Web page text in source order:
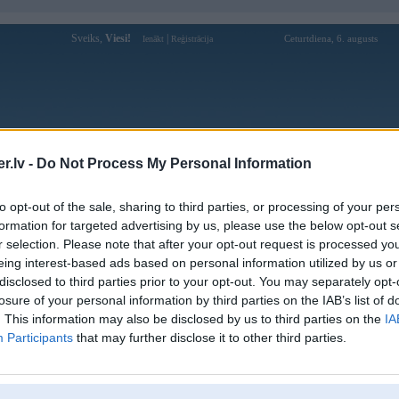
- Do Not Process My Personal Information
opt-out of the sale, sharing to third parties, or processing of your
for targeted advertising by us, please use the below opt-out
selection. Please note that after your opt-out request is processed
interest-based ads based on personal information utilized by us
to third parties prior to your opt-out. You may separately
of your personal information by third parties on the IAB’s list of
This information may also be disclosed by us to third parties on the
Participants that may further disclose it to other third parties.
Sveiks, Viesi! Ienākt Reģistrācija Ceturtdiena, 6. augusts
Forums Galerijas Reģistrācija Lietotāji
Lietotāja 789pcomcom profils
Lietotājvārds:
789pcomcom
Ziņojumi forumā:
0
Pēdējie ziņojumi forumā